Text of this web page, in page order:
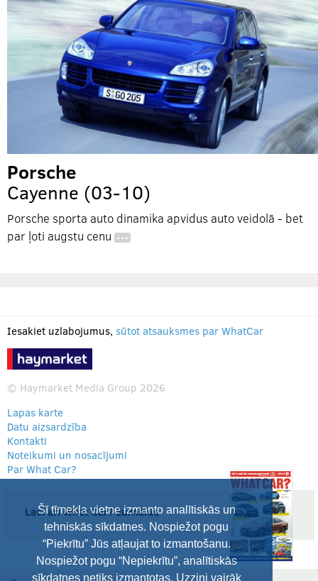
Šī tīmekļa vietne izmanto analītiskās un
tehniskās sīkdatnes. Nospiežot pogu
“Piekrītu” Jūs atļaujat to izmantošanu.
Nospiežot pogu “Nepiekrītu”, analītiskās
sīkdatnes netiks izmantotas. Uzzini vairāk
Porsche
Cayenne (03-10)
Porsche sporta auto dinamika apvidus auto veidolā - bet
par ļoti augstu cenu …
Iesakiet uzlabojumus, sūtot atsauksmes par WhatCar
© Haymarket Media Group 2026
Lapas karte
Datu aizsardzība
Kontakti
Noteikumi un nosacījumi
Par What Car?
Lasi arī What Car? žurnālus